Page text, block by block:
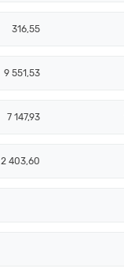
316,55
9 551,53
7 147,93
2 403,60